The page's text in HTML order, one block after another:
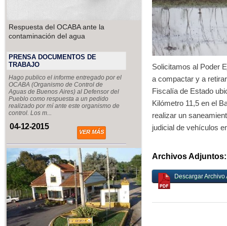
Respuesta del OCABA ante la
contaminación del agua
PRENSA DOCUMENTOS DE
TRABAJO
Hago publico el informe entregado por el
OCABA (Organismo de Control de
Aguas de Buenos Aires) al Defensor del
Pueblo como respuesta a un pedido
realizado por mí ante este organismo de
control. Los m...
04-12-2015
VER MÁS
Solicitamos al Poder
a compactar y a
Fiscalía de Estado
Kilómetro 11,5 en el
realizar un
judicial de vehículos
Archivos Adjuntos:
Descargar Archivo